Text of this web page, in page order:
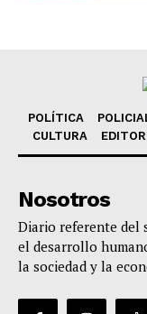
POLÍTICA
CULTURA
Nosotros
Diario referente del
el desarrollo
la sociedad y la